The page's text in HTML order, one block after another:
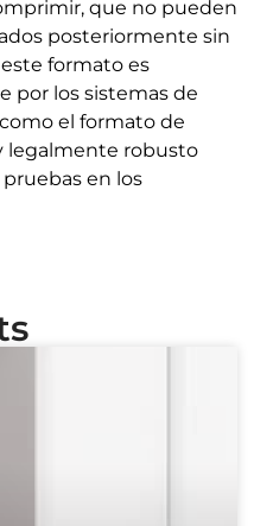
que no pueden
posteriormente sin
formato es
por los sistemas de
el formato de
legalmente robusto
en los